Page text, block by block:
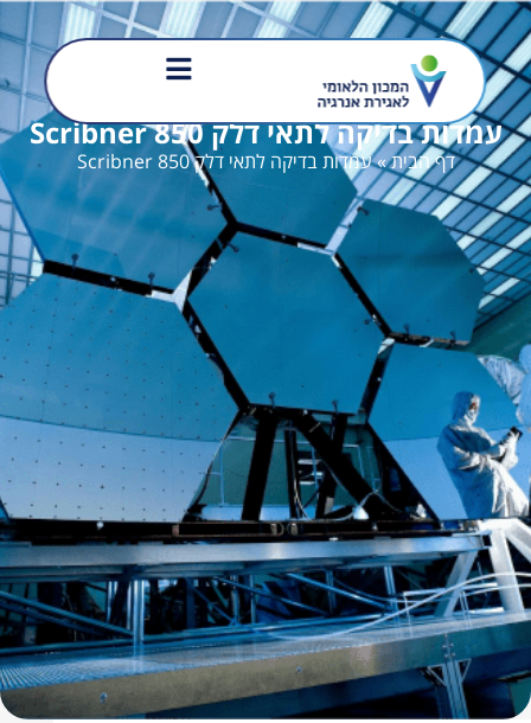
עמדות בדיקה לתאי דלק Scribner 850
דף הבית»עמדות בדיקה לתאי דלק Scribner 850